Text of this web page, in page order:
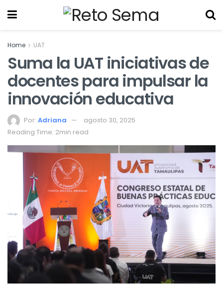
Home UAT
Suma la UAT iniciativas de
docentes para impulsar la
innovación educativa
Por: Adriana
agosto 30, 2025
Reading Time: 2min read